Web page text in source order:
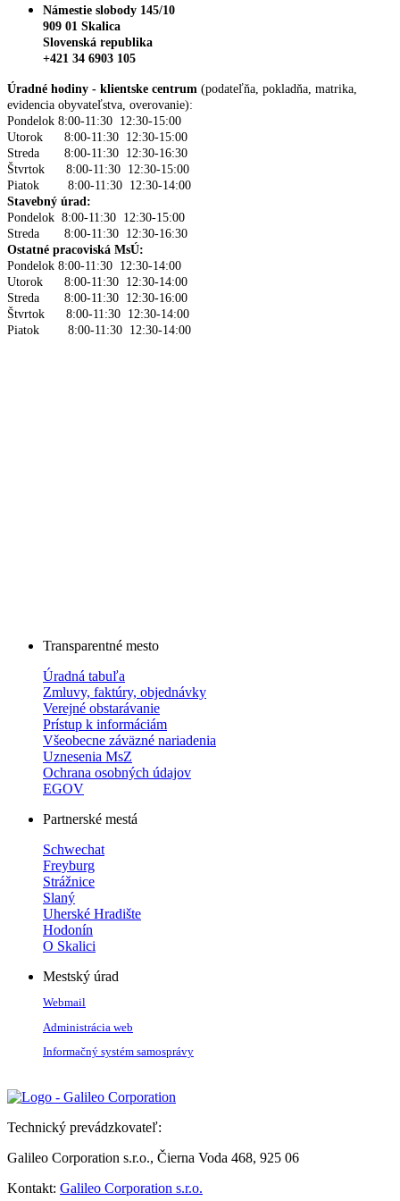
Námestie slobody 145/10
909 01 Skalica
Slovenská republika
+421 34 6903 105
Úradné hodiny - klientske centrum (podateľňa, pokladňa, matrika,
evidencia obyvateľstva, overovanie):
Pondelok 8:00-11:30 12:30-15:00
Utorok 8:00-11:30 12:30-15:00
Streda 8:00-11:30 12:30-16:30
Štvrtok 8:00-11:30 12:30-15:00
Piatok 8:00-11:30 12:30-14:00
Stavebný úrad:
Pondelok 8:00-11:30 12:30-15:00
Streda 8:00-11:30 12:30-16:30
Ostatné pracoviská MsÚ:
Pondelok 8:00-11:30 12:30-14:00
Utorok 8:00-11:30 12:30-14:00
Streda 8:00-11:30 12:30-16:00
Štvrtok 8:00-11:30 12:30-14:00
Piatok 8:00-11:30 12:30-14:00
Transparentné mesto
Úradná tabuľa
Zmluvy, faktúry, objednávky
Verejné obstarávanie
Prístup k informáciám
Všeobecne záväzné nariadenia
Uznesenia MsZ
Ochrana osobných údajov
EGOV
Partnerské mestá
Schwechat
Freyburg
Strážnice
Slaný
Uherské Hradište
Hodonín
O Skalici
Mestský úrad
Webmail
Administrácia web
Informačný systém samosprávy
Technický prevádzkovateľ:
Galileo Corporation s.r.o., Čierna Voda 468, 925 06
Kontakt: Galileo Corporation s.r.o.